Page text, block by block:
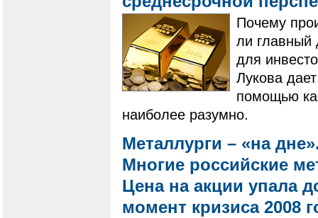
Почему
ли главный
для
Лукова
помощью
наиболее разумно.
Металлурги – «на
Многие российские
Цена на акции упала
момент кризиса 2008